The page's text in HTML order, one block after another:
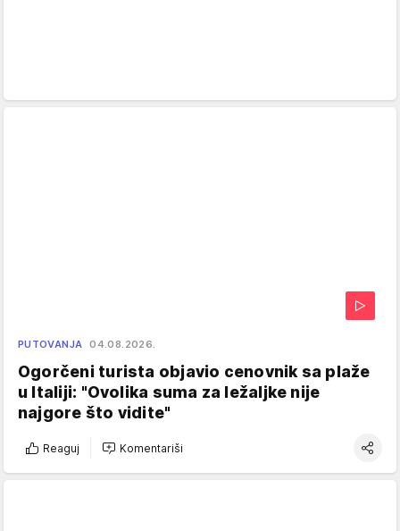
PUTOVANJA 04.08.2026.
Ogorčeni turista objavio cenovnik sa plaže
u Italiji: "Ovolika suma za ležaljke nije
najgore što vidite"
Reaguj Komentariši